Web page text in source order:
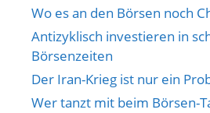
Wo es an den Börsen noch
Antizyklisch investieren in
Börsenzeiten
Der Iran-Krieg ist nur ein
Wer tanzt mit beim Börsen-